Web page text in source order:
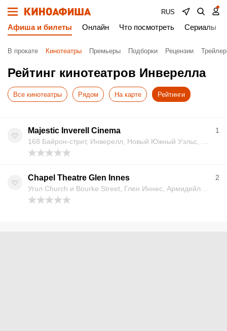
RUS
Афиша и билеты Онлайн Что посмотреть Сериалы
В прокате Кинотеатры Премьеры Подборки Рецензии
Рейтинг кинотеатров Инверелла
Все кинотеатры Рядом На карте Рейтинги
1
Majestic Inverell Cinema
2
Chapel Theatre Glen Innes